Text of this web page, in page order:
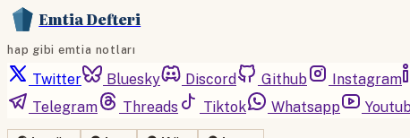
Emtia Defteri
hap gibi emtia notları
Twitter Bluesky Discord Github Instagram
Telegram
Threads Tiktok Whatsapp